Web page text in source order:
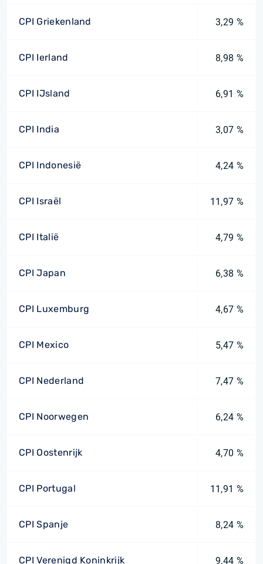
CPI Griekenland 3,29 %
CPI Ierland 8,98 %
CPI IJsland 6,91 %
CPI India 3,07 %
CPI Indonesië 4,24 %
CPI Israël 11,97 %
CPI Italië 4,79 %
CPI Japan 6,38 %
CPI Luxemburg 4,67 %
CPI Mexico 5,47 %
CPI Nederland 7,47 %
CPI Noorwegen 6,24 %
CPI Oostenrijk 4,70 %
CPI Portugal 11,91 %
CPI Spanje 8,24 %
CPI Verenigd Koninkrijk 9,44 %